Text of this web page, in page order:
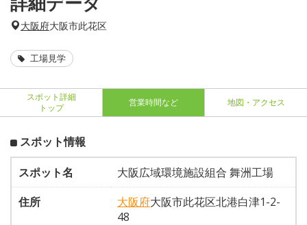
大阪府大阪市此花区
工場見学
スポット詳細
トップ
営業時間など 地図・アクセス
スポット情報
スポット名
大阪広域環境施設組合 舞洲工場
住所
大阪府大阪市此花区北港白津1-2-
48